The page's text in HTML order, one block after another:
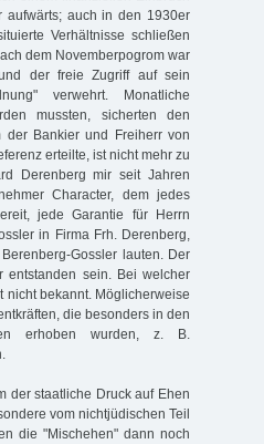
aufwärts; auch in den 1930er
Verhältnisse schließen
dem Novemberpogrom war
der freie Zugriff auf sein
verwehrt. Monatliche
mussten, sicherten den
der Bankier und Freiherr von
erteilte, ist nicht mehr zu
Derenberg mir seit Jahren
Character, dem jedes
jede Garantie für Herrn
in Firma Frh. Derenberg,
Gossler lauten. Der
entstanden sein. Bei welcher
nicht bekannt. Möglicherweise
die besonders in den
erhoben wurden, z. B.
der staatliche Druck auf Ehen
vom nichtjüdischen Teil
die "Mischehen" dann noch